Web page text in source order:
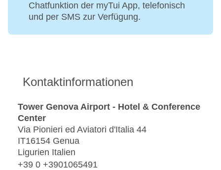
Chatfunktion der myTui App, telefonisch
und per SMS zur Verfügung.
Kontaktinformationen
Tower Genova Airport - Hotel & Conference
Center
Via Pionieri ed Aviatori d'Italia 44
IT16154 Genua
Ligurien Italien
+39 0 +3901065491